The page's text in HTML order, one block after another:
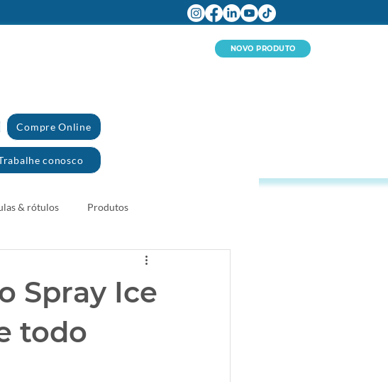
Compre Online
conosco
NOVO PRODUTO
& rótulos Produtos
Spray Ice
todo